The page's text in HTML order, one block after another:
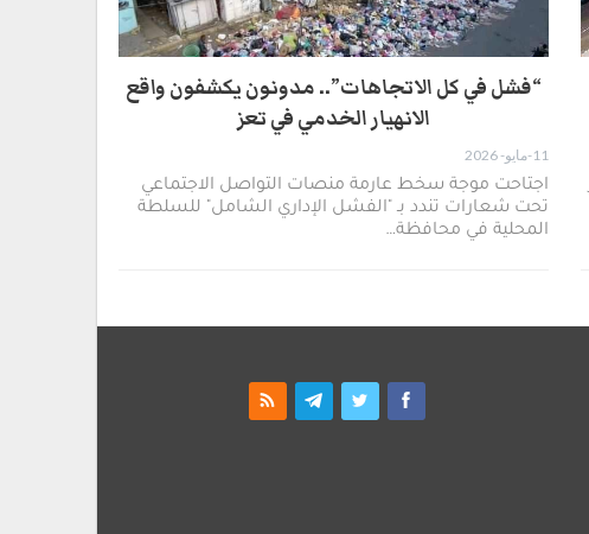
“فشل في كل الاتجاهات”.. مدونون يكشفون واقع
الانهيار الخدمي في تعز
11-مايو- 2026
​اجتاحت موجة سخط عارمة منصات التواصل الاجتماعي
تحت شعارات تندد بـ "الفشل الإداري الشامل" للسلطة
المحلية في محافظة…